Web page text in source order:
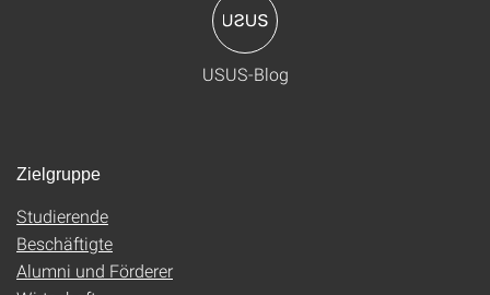
USUS-Blog
Zielgruppe
Studierende
Beschäftigte
Alumni und Förderer